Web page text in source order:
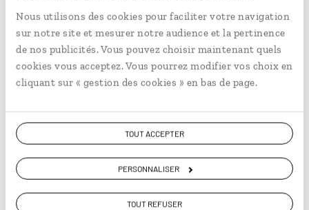
Nous utilisons des cookies pour faciliter votre navigation
sur notre site et mesurer notre audience et la pertinence
de nos publicités. Vous pouvez choisir maintenant quels
cookies vous acceptez. Vous pourrez modifier vos choix en
cliquant sur « gestion des cookies » en bas de page.
TOUT ACCEPTER
PERSONNALISER
TOUT REFUSER
Sébastien
Le temps d'une bière norvégienne, faites
Sébastien, qui vit à Bergen depuis 2021.